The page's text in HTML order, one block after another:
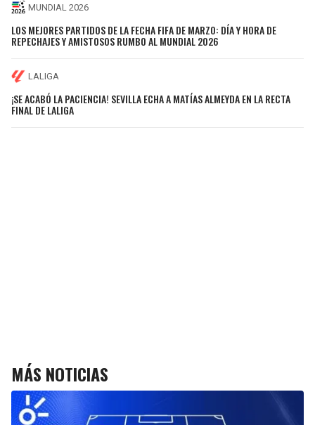
MUNDIAL 2026
LOS MEJORES PARTIDOS DE LA FECHA FIFA DE MARZO: DÍA Y HORA DE
REPECHAJES Y AMISTOSOS RUMBO AL MUNDIAL 2026
LALIGA
¡SE ACABÓ LA PACIENCIA! SEVILLA ECHA A MATÍAS ALMEYDA EN LA RECTA
FINAL DE LALIGA
MÁS NOTICIAS